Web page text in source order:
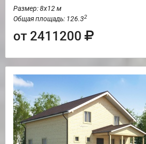
Размер: 8х12 м
Общая площадь: 126.32
от 2411200